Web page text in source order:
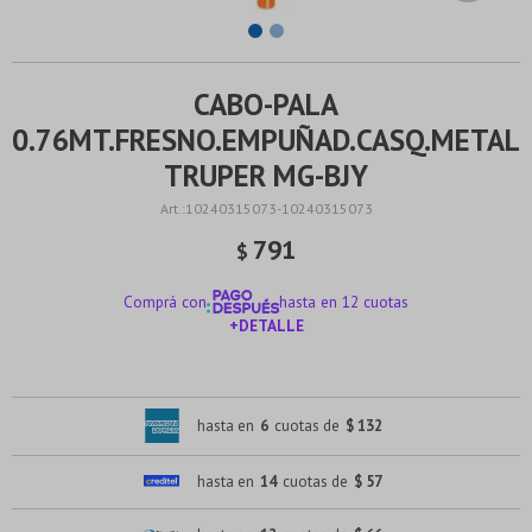
CABO-PALA
0.76MT.FRESNO.EMPUÑAD.CASQ.METAL
TRUPER MG-BJY
10240315073-10240315073
$ 791
Comprá con
hasta en 12 cuotas
+DETALLE
hasta en 6 cuotas de $ 132
hasta en 14 cuotas de $ 57